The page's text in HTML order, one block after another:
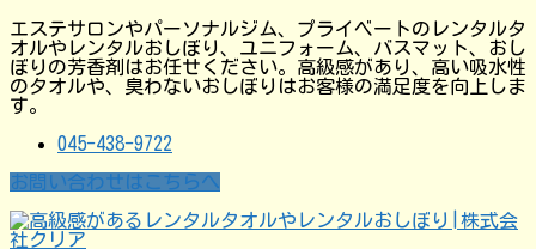
コ
ン
テ
ン
ツ
ナ
ビ
ゲ
ー
シ
移
エステサロンやパーソナルジム、プライベートのレンタルタ
オルやレンタルおしぼり、ユニフォーム、バスマット、おし
ぼりの芳香剤はお任せください。高級感があり、高い吸水性
のタオルや、臭わないおしぼりはお客様の満足度を向上しま
す。
045-438-9722
お問い合わせはこちらへ